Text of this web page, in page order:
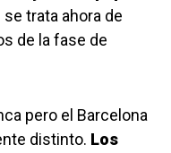
trata ahora de
de la fase de
pero el Barcelona
distinto. Los